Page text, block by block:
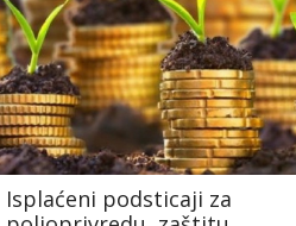
Isplaćeni podsticaji za